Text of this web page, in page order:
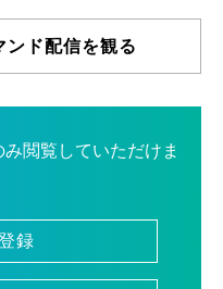
ド配信を観る
閲覧していただけま
録